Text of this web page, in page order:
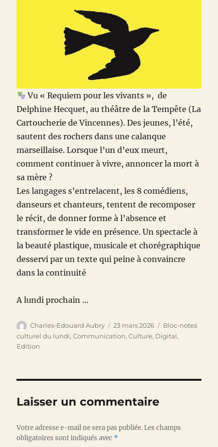
Vu « Requiem pour les vivants », de
Delphine Hecquet, au théâtre de la Tempête (La
Cartoucherie de Vincennes). Des jeunes, l’été,
sautent des rochers dans une calanque
marseillaise. Lorsque l’un d’eux meurt,
comment continuer à vivre, annoncer la mort à
sa mère ?
Les langages s’entrelacent, les 8 comédiens,
danseurs et chanteurs, tentent de recomposer
le récit, de donner forme à l’absence et
transformer le vide en présence. Un spectacle à
la beauté plastique, musicale et chorégraphique
desservi par un texte qui peine à convaincre
dans la continuité
A lundi prochain …
Auteur
Charles-Edouard Aubry
Publié
le
23 mars 2026 Catégories
Bloc-notes
culturel du lundi,Communication,Culture, Digital,
Edition
Laisser un commentaire
Votre adresse e-mail ne sera pas publiée. Les champs
obligatoires sont indiqués avec *